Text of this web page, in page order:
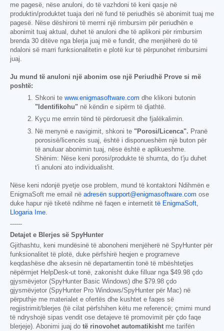
me pagesë, nëse anuloni, do të vazhdoni të keni qasje në
produktin/produktet tuaja deri në fund të periudhës së abonimit tuaj me
pagesë. Nëse dëshironi të merrni një rimbursim për periudhën e
abonimit tuaj aktual, duhet të anuloni dhe të aplikoni për rimbursim
brenda 30 ditëve nga blerja juaj më e fundit, dhe menjëherë do të
ndaloni së marri funksionalitetin e plotë kur të përpunohet rimbursimi
juaj.
Ju mund të anuloni një abonim ose një Periudhë Prove si më
poshtë:
Shkoni te www.enigmasoftware.com dhe klikoni butonin
"Identifikohu" në këndin e sipërm të djathtë.
Kyçu me emrin tënd të përdoruesit dhe fjalëkalimin.
Në menynë e navigimit, shkoni te "Porosi/Licenca". Pranë
porosisë/licencës suaj, është i disponueshëm një buton për
të anuluar abonimin tuaj, nëse është e aplikueshme.
Shënim: Nëse keni porosi/produkte të shumta, do t'ju duhet
t'i anuloni ato individualisht.
Nëse keni ndonjë pyetje ose problem, mund të kontaktoni Ndihmën e
EnigmaSoft me email në adresën support@enigmasoftware.com ose
duke hapur një tiketë ndihme në faqen e internetit të EnigmaSoft,
Llogaria Ime
------
Detajet e Blerjes së SpyHunter
Gjithashtu, keni mundësinë të abonoheni menjëherë në SpyHunter për
funksionalitet të plotë, duke përfshirë heqjen e programeve
keqdashëse dhe aksesin në departamentin tonë të mbështetjes
nëpërmjet HelpDesk-ut tonë, zakonisht duke filluar nga $49.98 çdo
gjysmëvjetor (SpyHunter Basic Windows) dhe $79.98 çdo
gjysmëvjetor (SpyHunter Pro Windows/SpyHunter për Mac) në
përputhje me materialet e ofertës dhe kushtet e faqes së
regjistrimit/blerjes (të cilat përfshihen këtu me referencë; çmimi mund
të ndryshojë sipas vendit ose detajeve të promovimit për çdo faqe
blerjeje). Abonimi juaj do të rinovohet automatikisht me tarifën